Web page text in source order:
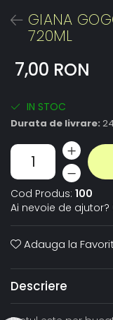
GIANA
720ML
7,00 RON
IN STOC
Durata de livrare:
Cod Produs: 100
Ai nevoie de ajutor?
Adauga la
Descriere